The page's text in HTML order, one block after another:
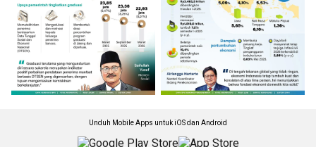
Unduh Mobile Apps untuk iOS dan Android